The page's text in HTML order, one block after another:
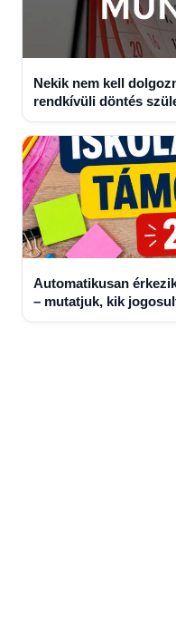
Nekik nem kell
rendkívüli döntés
Automatikusan
– mutatjuk, kik